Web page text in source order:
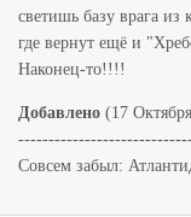
светишь базу врага
где вернут ещё и
Наконец-то!!!!
Добавлено (17
Совсем забыл: